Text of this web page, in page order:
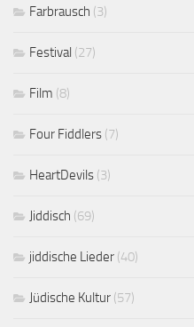
Farbrausch (3)
Festival (27)
Film (8)
Four Fiddlers (7)
HeartDevils (3)
Jiddisch (69)
jiddische Lieder (40)
Jüdische Kultur (57)